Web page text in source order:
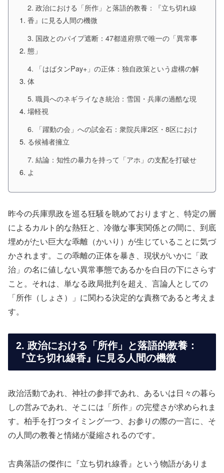
2. 政治における「所作」と落語的教養：『立ち切れ線
香』に見る人間の機微
3. 国政とのパイプ遮断：47都道府県で唯一の「異常事
態」
4. 「はばタンPay+」の正体：独自政策という虚構の解
体
5. 職員へのネギライなき統治：雪国・兵庫の過酷な現
場軽視
6. 「躍動の会」への試金石：衆院兵庫2区・8区におけ
る候補者擁立
7. 結論：知性の暴力を持って「アホ」の支配を打破せ
よ
昨今の兵庫県政を巡る狂騒を眺めておりますと、特定の層
によるカルト的な熱狂と、冷徹な事実関係との間に、到底
埋めがたい巨大な乖離（かいり）が生じていることに気づ
かされます。この乖離の正体を暴き、現状がいかに「政
治」の名に値しない異常事態であるかを白日の下にさらす
こと。それは、単なる政局批判を超え、言論人としての
「所作（しょさ）」に関わる決定的な責務であると考えま
す。
2. 政治における「所作」と落語的教養：
『立ち切れ線香』に見る人間の機微
政治活動であれ、神社の参拝であれ、あるいは日々の暮ら
しの営みであれ、そこには「所作」の完璧さが求められま
す。柏手を打つタイミング一つ、お参りの際の一言に、そ
の人間の教養と情緒が凝縮されるのです。
古典落語の傑作に『立ち切れ線香』という物語がありま